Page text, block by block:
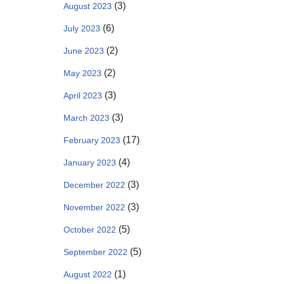
August 2023 (3)
July 2023 (6)
June 2023 (2)
May 2023 (2)
April 2023 (3)
March 2023 (3)
February 2023 (17)
January 2023 (4)
December 2022 (3)
November 2022 (3)
October 2022 (5)
September 2022 (5)
August 2022 (1)